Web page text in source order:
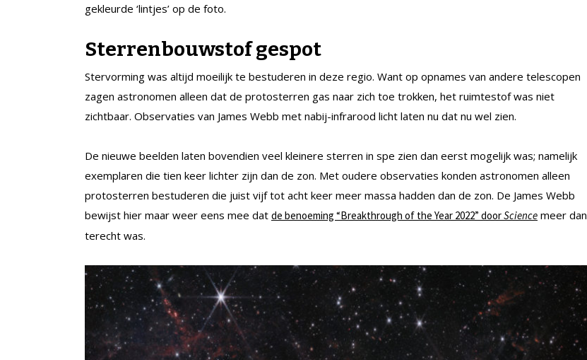
gekleurde ‘lintjes’ op de foto.
Sterrenbouwstof gespot
Stervorming was altijd moeilijk te bestuderen in deze regio. Want op opnames van andere telescopen
zagen astronomen alleen dat de protosterren gas naar zich toe trokken, het ruimtestof was niet
zichtbaar. Observaties van James Webb met nabij-infrarood licht laten nu dat nu wel zien.
De nieuwe beelden laten bovendien veel kleinere sterren in spe zien dan eerst mogelijk was; namelijk
exemplaren die tien keer lichter zijn dan de zon. Met oudere observaties konden astronomen alleen
protosterren bestuderen die juist vijf tot acht keer meer massa hadden dan de zon. De James Webb
bewijst hier maar weer eens mee dat de benoeming “Breakthrough of the Year 2022” doorScience meer dan
terecht was.